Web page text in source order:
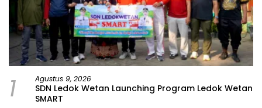
1 Agustus 9, 2026
SDN Ledok Wetan Launching Program Ledok Wetan
SMART